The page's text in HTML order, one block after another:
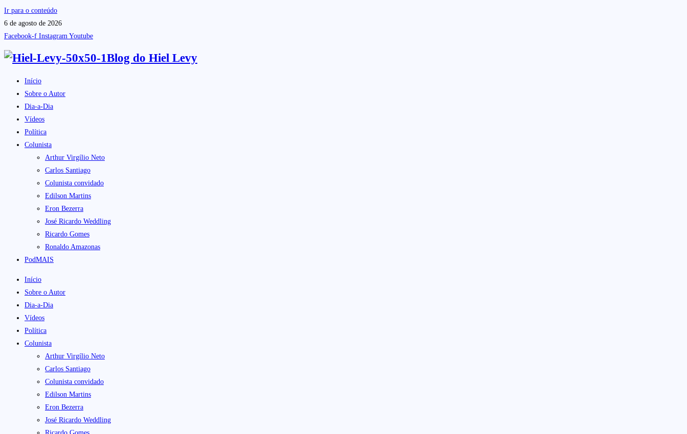
Ir para o conteúdo
6 de agosto de 2026
Facebook-f Instagram Youtube
Blog do Hiel Levy
Início
Sobre o Autor
Dia-a-Dia
Vídeos
Política
Colunista
Arthur Virgílio Neto
Carlos Santiago
Colunista convidado
Edilson Martins
Eron Bezerra
José Ricardo Weddling
Ricardo Gomes
Ronaldo Amazonas
PodMAIS
Início
Sobre o Autor
Dia-a-Dia
Vídeos
Política
Colunista
Arthur Virgílio Neto
Carlos Santiago
Colunista convidado
Edilson Martins
Eron Bezerra
José Ricardo Weddling